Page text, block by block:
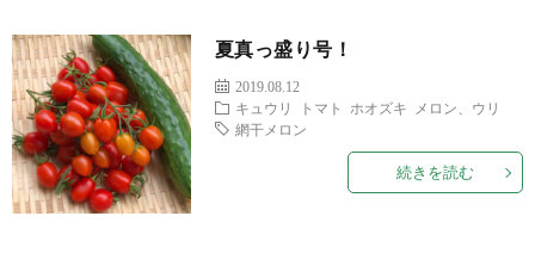
ーマ
夏真っ盛り号！
2019.08.12
キュウリ
トマト ホオズキ
メロン、ウリ
網干メロン
続きを読む